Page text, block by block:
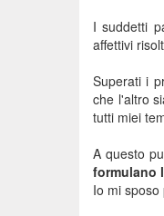
I suddetti
affettivi
Superati i
che l'altro
tutti miei
A questo
formulano
Io mi